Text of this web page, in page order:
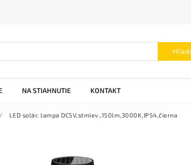
NA STIAHNUTIE KONTAKT
/ LED solár. lampa DC5V,stmiev.,150lm,3000K,IP54,čierna